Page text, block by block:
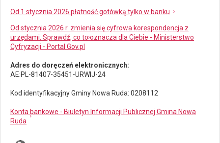
Od 1 stycznia 2026 płatność gotówką tylko w banku
Od stycznia 2026 r. zmienia się cyfrowa korespondencja z
urzędami. Sprawdź, co to oznacza dla Ciebie - Ministerstwo
Cyfryzacji - Portal Gov.pl
Adres do doręczeń elektronicznych:
AE:PL-81407-35451-URWIJ-24
Kod identyfikacyjny Gminy Nowa Ruda: 0208112
Konta bankowe - Biuletyn Informacji Publicznej Gmina Nowa
Ruda